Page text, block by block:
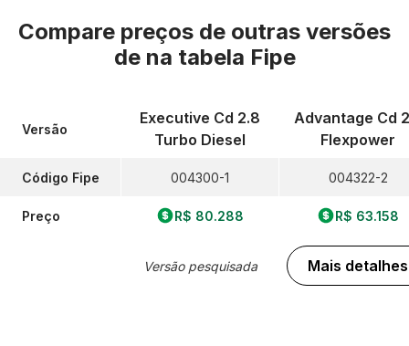
Compare preços de outras versões
de na tabela Fipe
Versão
Código Fipe
Preço
Executive Cd 2.8
Turbo Diesel
004300-1
R$ 80.288
Versão pesquisada
Advantage Cd
Flexpower
004322-2
R$ 63.158
Mais detalhes